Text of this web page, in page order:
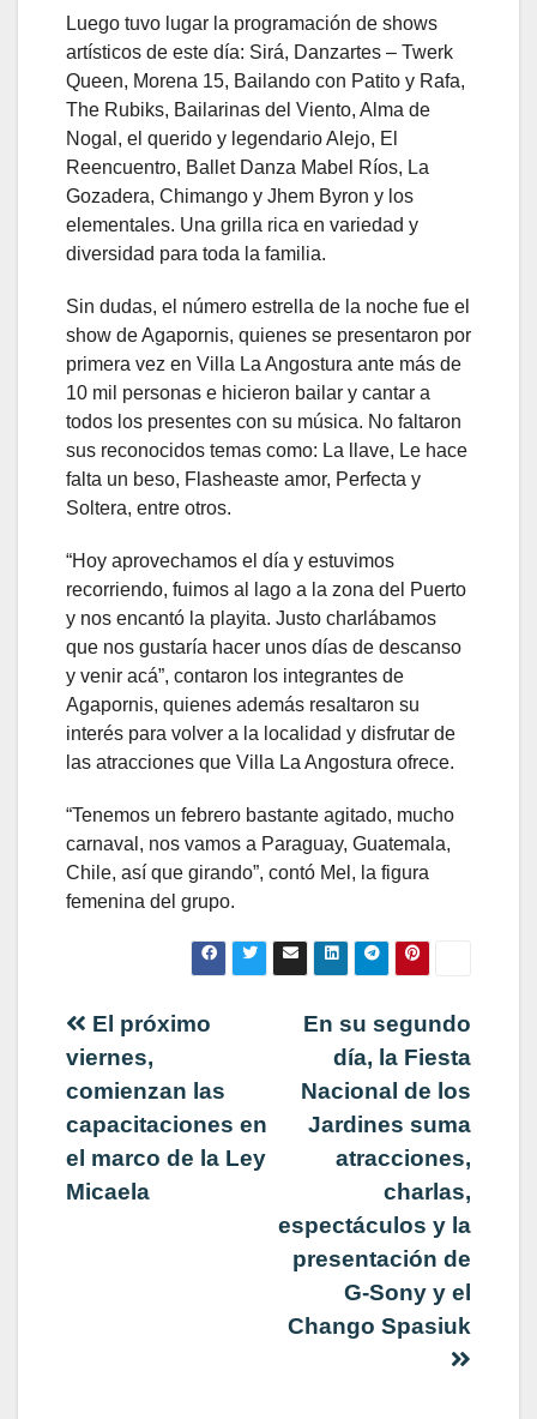
Luego tuvo lugar la programación de shows
artísticos de este día: Sirá, Danzartes – Twerk
Queen, Morena 15, Bailando con Patito y Rafa,
The Rubiks, Bailarinas del Viento, Alma de
Nogal, el querido y legendario Alejo, El
Reencuentro, Ballet Danza Mabel Ríos, La
Gozadera, Chimango y Jhem Byron y los
elementales. Una grilla rica en variedad y
diversidad para toda la familia.
Sin dudas, el número estrella de la noche fue el
show de Agapornis, quienes se presentaron por
primera vez en Villa La Angostura ante más de
10 mil personas e hicieron bailar y cantar a
todos los presentes con su música. No faltaron
sus reconocidos temas como: La llave, Le hace
falta un beso, Flasheaste amor, Perfecta y
Soltera, entre otros.
“Hoy aprovechamos el día y estuvimos
recorriendo, fuimos al lago a la zona del Puerto
y nos encantó la playita. Justo charlábamos
que nos gustaría hacer unos días de descanso
y venir acá”, contaron los integrantes de
Agapornis, quienes además resaltaron su
interés para volver a la localidad y disfrutar de
las atracciones que Villa La Angostura ofrece.
“Tenemos un febrero bastante agitado, mucho
carnaval, nos vamos a Paraguay, Guatemala,
Chile, así que girando”, contó Mel, la figura
femenina del grupo.
Navegación
de
entradas
En su segundo
día, la Fiesta
Nacional de los
Jardines suma
atracciones,
charlas,
espectáculos y la
presentación de
G-Sony y el
Chango Spasiuk
El próximo
viernes,
comienzan las
capacitaciones en
el marco de la Ley
Micaela